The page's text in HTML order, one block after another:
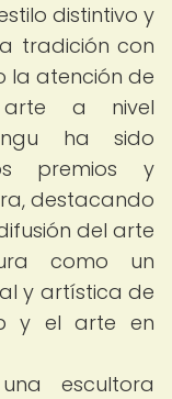
distintivo y
tradición con
la atención de
a nivel
ha sido
premios y
destacando
del arte
como un
y artística de
y el arte en
escultora